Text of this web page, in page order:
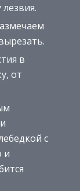
в
от
с
и